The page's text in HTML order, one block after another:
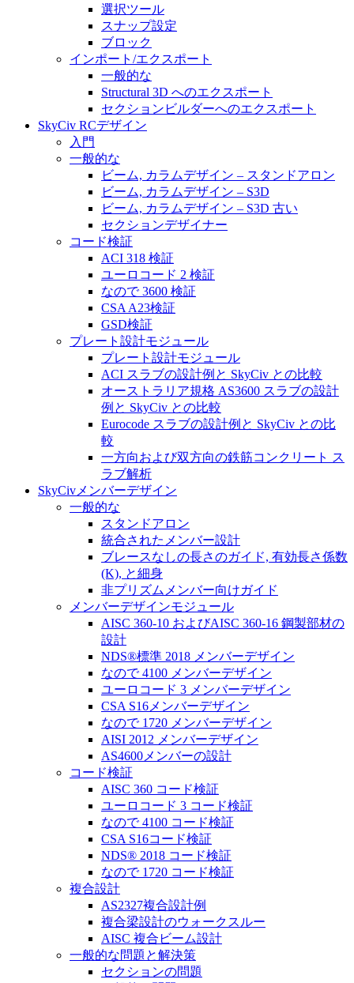
選択ツール
スナップ設定
ブロック
インポート/エクスポート
一般的な
Structural 3D へのエクスポート
セクションビルダーへのエクスポート
SkyCiv RCデザイン
入門
一般的な
ビーム, カラムデザイン – スタンドアロン
ビーム, カラムデザイン – S3D
ビーム, カラムデザイン – S3D 古い
セクションデザイナー
コード検証
ACI 318 検証
ユーロコード 2 検証
なので 3600 検証
CSA A23検証
GSD検証
プレート設計モジュール
プレート設計モジュール
ACI スラブの設計例と SkyCiv との比較
オーストラリア規格 AS3600 スラブの設計
例と SkyCiv との比較
Eurocode スラブの設計例と SkyCiv との比
較
一方向および双方向の鉄筋コンクリート ス
ラブ解析
SkyCivメンバーデザイン
一般的な
スタンドアロン
統合されたメンバー設計
ブレースなしの長さのガイド, 有効長さ係数
(K), と細身
非プリズムメンバー向けガイド
メンバーデザインモジュール
AISC 360-10 およびAISC 360-16 鋼製部材の
設計
NDS®標準 2018 メンバーデザイン
なので 4100 メンバーデザイン
ユーロコード 3 メンバーデザイン
CSA S16メンバーデザイン
なので 1720 メンバーデザイン
AISI 2012 メンバーデザイン
AS4600メンバーの設計
コード検証
AISC 360 コード検証
ユーロコード 3 コード検証
なので 4100 コード検証
CSA S16コード検証
NDS® 2018 コード検証
なので 1720 コード検証
複合設計
AS2327複合設計例
複合梁設計のウォークスルー
AISC 複合ビーム設計
一般的な問題と解決策
セクションの問題